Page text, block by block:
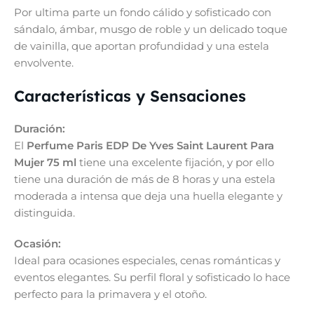
Por ultima parte un fondo cálido y sofisticado con
sándalo, ámbar, musgo de roble y un delicado toque
de vainilla, que aportan profundidad y una estela
envolvente.
Características y Sensaciones
Duración:
El Perfume Paris EDP De Yves Saint Laurent Para
Mujer 75 ml tiene una excelente fijación, y por ello
tiene una duración de más de 8 horas y una estela
moderada a intensa que deja una huella elegante y
distinguida.
Ocasión:
Ideal para ocasiones especiales, cenas románticas y
eventos elegantes. Su perfil floral y sofisticado lo hace
perfecto para la primavera y el otoño.